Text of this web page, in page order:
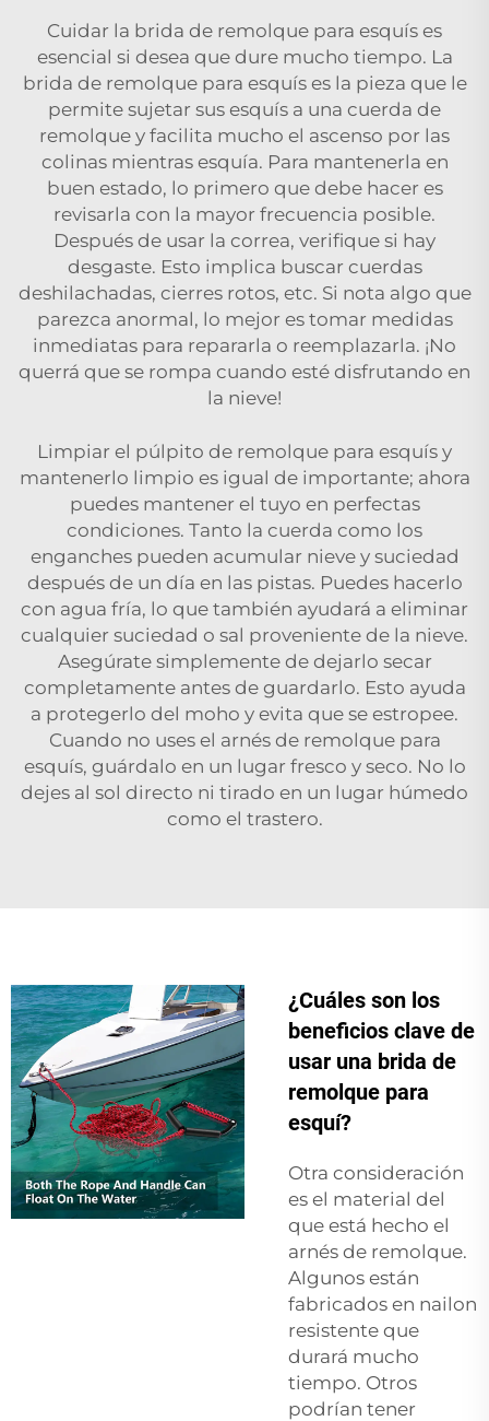
Cuidar la brida de remolque para esquís es
esencial si desea que dure mucho tiempo. La
brida de remolque para esquís es la pieza que le
permite sujetar sus esquís a una cuerda de
remolque y facilita mucho el ascenso por las
colinas mientras esquía. Para mantenerla en
buen estado, lo primero que debe hacer es
revisarla con la mayor frecuencia posible.
Después de usar la correa, verifique si hay
desgaste. Esto implica buscar cuerdas
deshilachadas, cierres rotos, etc. Si nota algo que
parezca anormal, lo mejor es tomar medidas
inmediatas para repararla o reemplazarla. ¡No
querrá que se rompa cuando esté disfrutando en
la nieve!
Limpiar el púlpito de remolque para esquís y
mantenerlo limpio es igual de importante; ahora
puedes mantener el tuyo en perfectas
condiciones. Tanto la cuerda como los
enganches pueden acumular nieve y suciedad
después de un día en las pistas. Puedes hacerlo
con agua fría, lo que también ayudará a eliminar
cualquier suciedad o sal proveniente de la nieve.
Asegúrate simplemente de dejarlo secar
completamente antes de guardarlo. Esto ayuda
a protegerlo del moho y evita que se estropee.
Cuando no uses el arnés de remolque para
esquís, guárdalo en un lugar fresco y seco. No lo
dejes al sol directo ni tirado en un lugar húmedo
como el trastero.
¿Cuáles son los
beneficios clave de
usar una brida de
remolque para
esquí?
Otra consideración
es el material del
que está hecho el
arnés de remolque.
Algunos están
fabricados en nailon
resistente que
durará mucho
tiempo. Otros
podrían tener